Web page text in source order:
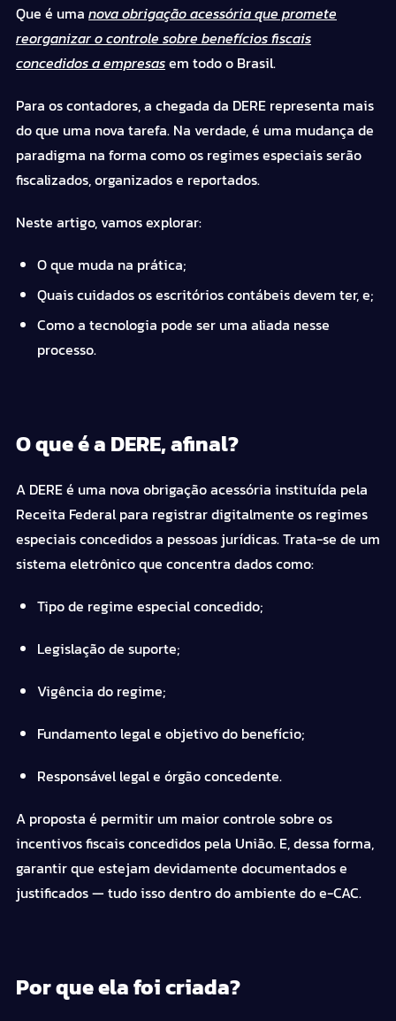
Que é uma nova obrigação acessória que promete
reorganizar o controle sobre benefícios fiscais
concedidos a empresasem todo o Brasil.
Para os contadores, a chegada da DERE representa mais
do que uma nova tarefa. Na verdade, é uma mudança de
paradigma na forma como os regimes especiais serão
fiscalizados, organizados e reportados.
Neste artigo, vamos explorar:
O que muda na prática;
Quais cuidados os escritórios contábeis devem ter, e;
Como a tecnologia pode ser uma aliada nesse
processo.
O que é a DERE, afinal?
A DERE é uma nova obrigação acessória instituída pela
Receita Federal para registrar digitalmente os regimes
especiais concedidos a pessoas jurídicas. Trata-se de um
sistema eletrônico que concentra dados como:
Tipo de regime especial concedido;
Legislação de suporte;
Vigência do regime;
Fundamento legal e objetivo do benefício;
Responsável legal e órgão concedente.
A proposta é permitir um maior controle sobre os
incentivos fiscais concedidos pela União. E, dessa forma,
garantir que estejam devidamente documentados e
justificados — tudo isso dentro do ambiente doe-CAC.
Por que ela foi criada?